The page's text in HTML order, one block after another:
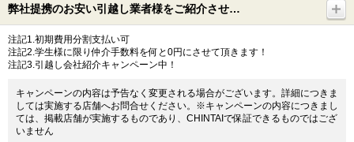
弊社提携のお安い引越し業者様をご紹介させ…
注記1.初期費用分割支払い可
注記2.学生様に限り仲介手数料を何と0円にさせて頂きます！
注記3.引越し会社紹介キャンペーン中！
キャンペーンの内容は予告なく変更される場合がございます。詳細につきま
しては実施する店舗へお問合せください。※キャンペーンの内容につきまし
ては、掲載店舗が実施するものであり、CHINTAIで保証できるものではござ
いません